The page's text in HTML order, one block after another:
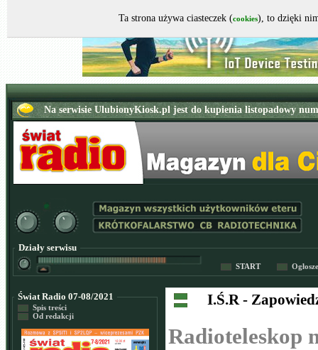
Działy serwisu
START
Świat Radio 07-08/2021
Spis treści
Od redakcji
I.Ś.R -
Radioteleskop
Ta strona używa ciasteczek (cookies), to dzięki